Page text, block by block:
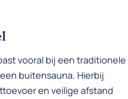
vooral bij een traditionele
buitensauna. Hierbij
en veilige afstand